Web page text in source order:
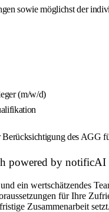
sowie möglichst der
(m/w/d)
des AGG
powered by
ein wertschätzendes
für Ihre
Zusammenarbeit setzt.